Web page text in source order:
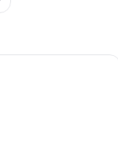
City Las Ventas